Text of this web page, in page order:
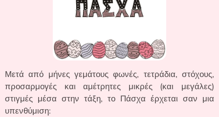
Μετά από μήνες γεμάτους φωνές, τετράδια, στόχους,
προσαρμογές και αμέτρητες μικρές (και μεγάλες)
στιγμές μέσα στην τάξη, το Πάσχα έρχεται σαν μια
υπενθύμιση: